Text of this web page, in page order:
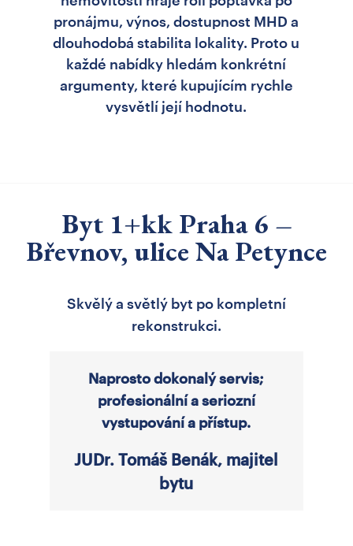
pronájmu, výnos, dostupnost MHD a
dlouhodobá stabilita lokality. Proto u
každé nabídky hledám konkrétní
argumenty, které kupujícím rychle
vysvětlí její hodnotu.
Byt 1+kk Praha 6 –
Břevnov, ulice Na Petynce
Skvělý a světlý byt po kompletní
rekonstrukci.
Naprosto dokonalý servis;
profesionální a seriozní
vystupování a přístup.
JUDr. Tomáš Benák, majitel
bytu